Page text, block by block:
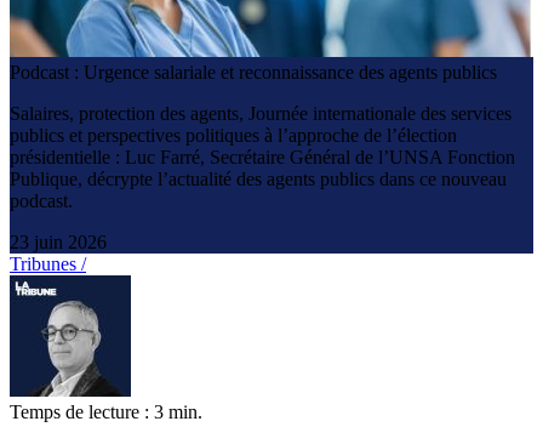
Podcast : Urgence salariale et reconnaissance des agents publics
Salaires, protection des agents, Journée internationale des services
publics et perspectives politiques à l’approche de l’élection
présidentielle : Luc Farré, Secrétaire Général de l’UNSA Fonction
Publique, décrypte l’actualité des agents publics dans ce nouveau
podcast.
23 juin 2026
Tribunes /
Temps de lecture : 3 min.